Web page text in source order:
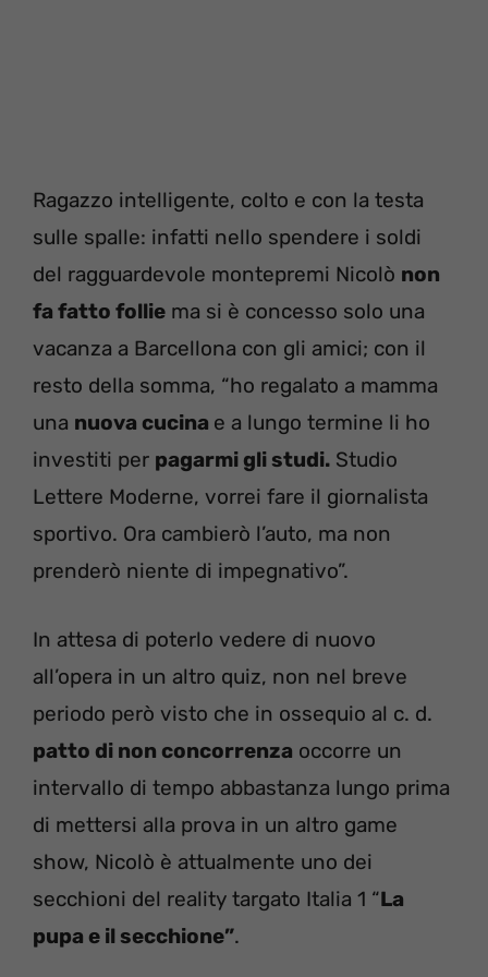
Ragazzo intelligente, colto e con la testa
sulle spalle: infatti nello spendere i soldi
del ragguardevole montepremi Nicolò non
fa fatto follie ma si è concesso solo una
vacanza a Barcellona con gli amici; con il
resto della somma, “ho regalato a mamma
una nuova cucina e a lungo termine li ho
investiti per pagarmi gli studi. Studio
Lettere Moderne, vorrei fare il giornalista
sportivo. Ora cambierò l’auto, ma non
prenderò niente di impegnativo”.
In attesa di poterlo vedere di nuovo
all’opera in un altro quiz, non nel breve
periodo però visto che in ossequio al c. d.
patto di non concorrenza occorre un
intervallo di tempo abbastanza lungo prima
di mettersi alla prova in un altro game
show, Nicolò è attualmente uno dei
secchioni del reality targato Italia 1 “La
pupa e il secchione”.